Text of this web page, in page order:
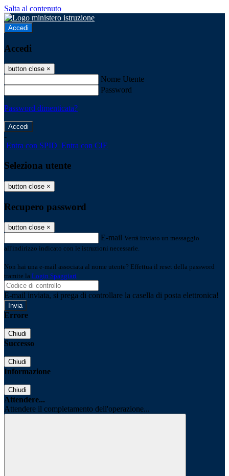
Salta al contenuto
Accedi
Accedi
button close ×
Nome Utente
Password
Password dimenticata?
-
Entra con SPID Entra con CIE
Seleziona utente
button close ×
Recupero password
button close ×
E-mail Verrà inviato un messaggio
all'indirizzo indicato con le istruzioni necessarie.
Non hai una e-mail associata al nome utente? Effettua il reset della password
tramite la Login Spaggiari
E-mail inviata, si prega di controllare la casella di posta elettronica!
Errore
Chiudi
Successo
Chiudi
Informazione
Chiudi
Attendere...
Attendere il completamento dell'operazione...